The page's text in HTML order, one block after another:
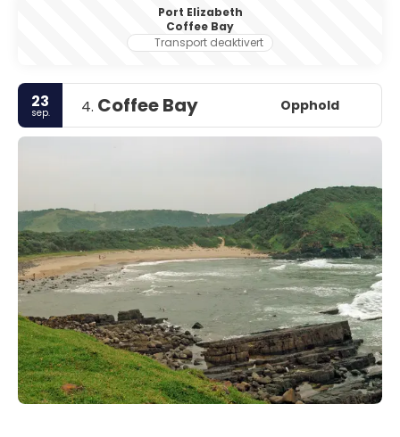
Port Elizabeth
Coffee Bay
Transport deaktivert
23
sep. 4. Coffee Bay Opphold